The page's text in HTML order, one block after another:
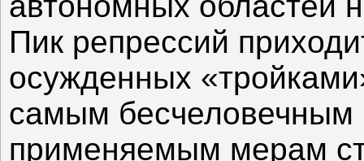
Пик репрессий
осужденных
самым бесчеловечным
применяемым мерам